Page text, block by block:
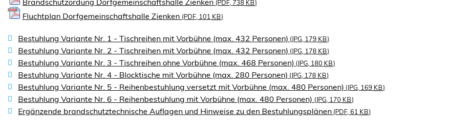
(PDF, 738 KB)
Fluchtplan Dorfgemeinschaftshalle Zienken (PDF, 101 KB)
Bestuhlung Variante Nr. 1 - Tischreihen mit Vorbühne (max. 432 Personen) (JPG, 179 KB)
Bestuhlung Variante Nr. 2 - Tischreihen mit Vorbühne (max. 432 Personen) (JPG, 178 KB)
Bestuhlung Variante Nr. 3 - Tischreihen ohne Vorbühne (max. 468 Personen) (JPG, 180 KB)
Bestuhlung Variante Nr. 4 - Blocktische mit Vorbühne (max. 280 Personen) (JPG, 178 KB)
Bestuhlung Variante Nr. 5 - Reihenbestuhlung versetzt mit Vorbühne (max. 480 Personen) (JPG, 169 KB)
Bestuhlung Variante Nr. 6 - Reihenbestuhlung mit Vorbühne (max. 480 Personen) (JPG, 170 KB)
Ergänzende brandschutztechnische Auflagen und Hinweise zu den Bestuhlungsplänen (PDF, 61 KB)